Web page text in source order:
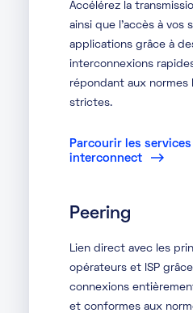
Accélérez la
ainsi que l’accès à vos
applications grâce à
interconnexions
répondant aux normes
strictes.
Parcourir les
interconnect
Peering
Lien direct avec les
opérateurs et ISP
connexions
et conformes aux